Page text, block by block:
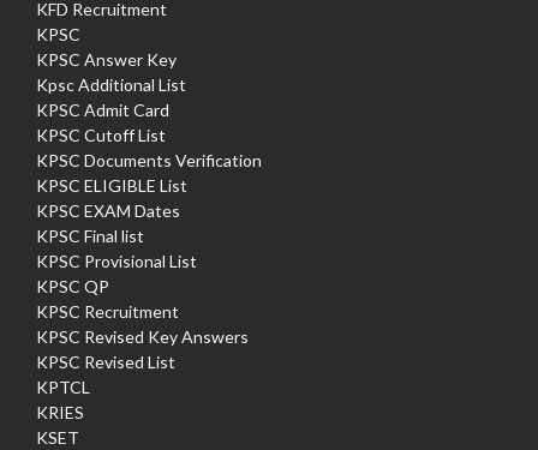
KFD Recruitment
KPSC
KPSC Answer Key
Kpsc Additional List
KPSC Admit Card
KPSC Cutoff List
KPSC Documents Verification
KPSC ELIGIBLE List
KPSC EXAM Dates
KPSC Final list
KPSC Provisional List
KPSC QP
KPSC Recruitment
KPSC Revised Key Answers
KPSC Revised List
KPTCL
KRIES
KSET